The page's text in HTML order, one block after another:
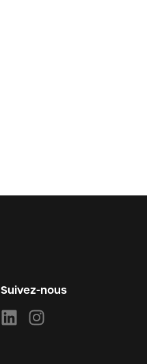
Suivez-nous